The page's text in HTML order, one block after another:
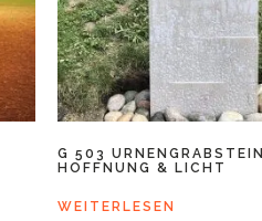
G 503 URNENGRABSTEIN
HOFFNUNG & LICHT
WEITERLESEN